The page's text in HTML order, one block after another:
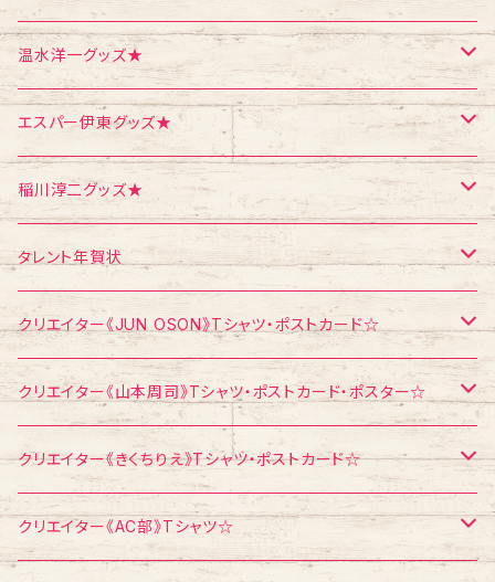
ポスター
クリスマス
お面
飛び出すカード
メモ帳
シール
メモ帳
CD
Tシャツ
ポストカード
温水洋一グッズ★
ポスター
ポストカード
エスパー伊東グッズ★
Tシャツ
ポストカード
メモ帳
稲川淳二グッズ★
Tシャツ
ポストカード
タレント年賀状
江頭2：50
稲川淳二
浅見千代子
エスパー伊東
クリエイター《JUN OSON》Tシャツ・ポストカード☆
Tシャツ
ポストカード
クリエイター《山本周司》Tシャツ・ポストカード・ポスター☆
Tシャツ
ポストカード
クリエイター《きくちりえ》Tシャツ・ポストカード☆
Tシャツ
クリエイター《AC部》Tシャツ☆